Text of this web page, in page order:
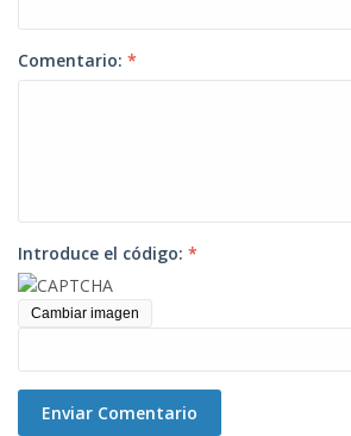
Comentario: *
Introduce el código: *
Cambiar imagen
Enviar Comentario